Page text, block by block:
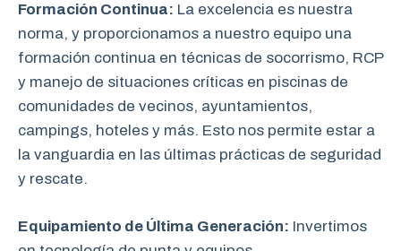
Formación Continua: La excelencia es nuestra
norma, y proporcionamos a nuestro equipo una
formación continua en técnicas de socorrismo, RCP
y manejo de situaciones críticas en piscinas de
comunidades de vecinos, ayuntamientos,
campings, hoteles y más. Esto nos permite estar a
la vanguardia en las últimas prácticas de seguridad
y rescate.
Equipamiento de Última Generación: Invertimos